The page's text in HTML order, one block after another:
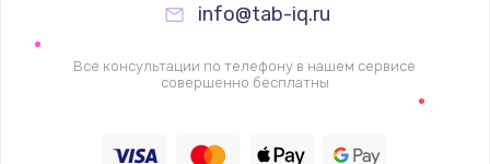
Замена видеочипа
Заказать
Настройка BIOS
info@tab-iq.ru
Все консультации по телефону в нашем сервисе
совершенно бесплатны